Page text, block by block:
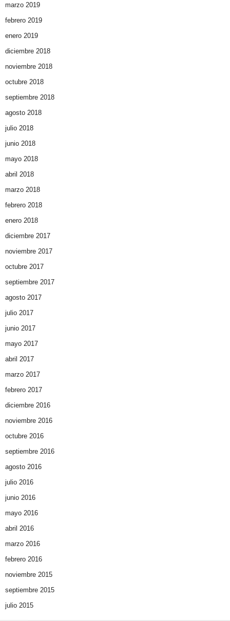
marzo 2019
febrero 2019
enero 2019
diciembre 2018
noviembre 2018
octubre 2018
septiembre 2018
agosto 2018
julio 2018
junio 2018
mayo 2018
abril 2018
marzo 2018
febrero 2018
enero 2018
diciembre 2017
noviembre 2017
octubre 2017
septiembre 2017
agosto 2017
julio 2017
junio 2017
mayo 2017
abril 2017
marzo 2017
febrero 2017
diciembre 2016
noviembre 2016
octubre 2016
septiembre 2016
agosto 2016
julio 2016
junio 2016
mayo 2016
abril 2016
marzo 2016
febrero 2016
noviembre 2015
septiembre 2015
julio 2015